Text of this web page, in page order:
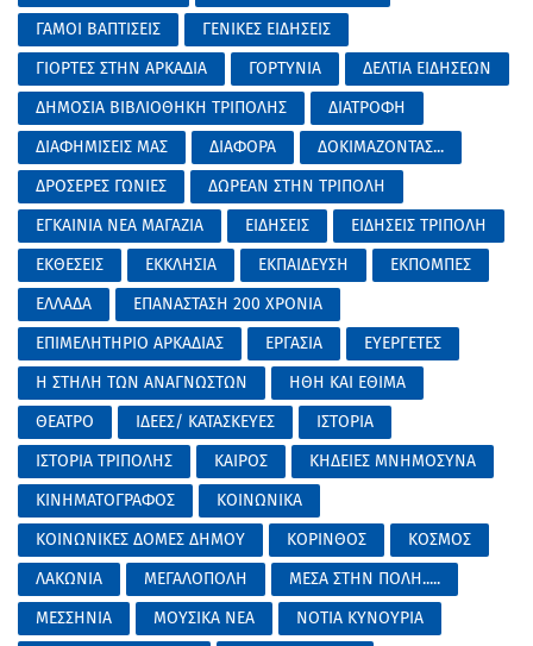
ΓΑΜΟΙ ΒΑΠΤΙΣΕΙΣ
ΓΕΝΙΚΕΣ ΕΙΔΗΣΕΙΣ
ΓΙΟΡΤΕΣ ΣΤΗΝ ΑΡΚΑΔΙΑ
ΓΟΡΤΥΝΙΑ
ΔΕΛΤΙΑ ΕΙΔΗΣΕΩΝ
ΔΗΜΟΣΙΑ ΒΙΒΛΙΟΘΗΚΗ ΤΡΙΠΟΛΗΣ
ΔΙΑΤΡΟΦΗ
ΔΙΑΦΗΜΙΣΕΙΣ ΜΑΣ
ΔΙΑΦΟΡΑ
ΔΟΚΙΜΑΖΟΝΤΑΣ...
ΔΡΟΣΕΡΕΣ ΓΩΝΙΕΣ
ΔΩΡΕΑΝ ΣΤΗΝ ΤΡΙΠΟΛΗ
ΕΓΚΑΙΝΙΑ ΝΕΑ ΜΑΓΑΖΙΑ
ΕΙΔΗΣΕΙΣ
ΕΙΔΗΣΕΙΣ ΤΡΙΠΟΛΗ
ΕΚΘΕΣΕΙΣ
ΕΚΚΛΗΣΙΑ ΕΚΠΑΙΔΕΥΣΗ
ΕΚΠΟΜΠΕΣ
ΕΛΛΑΔΑ
ΕΠΑΝΑΣΤΑΣΗ 200 ΧΡΟΝΙΑ
ΕΠΙΜΕΛΗΤΗΡΙΟ ΑΡΚΑΔΙΑΣ
ΕΡΓΑΣΙΑ
ΕΥΕΡΓΕΤΕΣ
Η ΣΤΗΛΗ ΤΩΝ ΑΝΑΓΝΩΣΤΩΝ
ΗΘΗ ΚΑΙ ΕΘΙΜΑ
ΘΕΑΤΡΟ
ΙΔΕΕΣ/ ΚΑΤΑΣΚΕΥΕΣ
ΙΣΤΟΡΙΑ
ΙΣΤΟΡΙΑ ΤΡΙΠΟΛΗΣ
ΚΑΙΡΟΣ
ΚΗΔΕΙΕΣ ΜΝΗΜΟΣΥΝΑ
ΚΙΝΗΜΑΤΟΓΡΑΦΟΣ
ΚΟΙΝΩΝΙΚΑ
ΚΟΙΝΩΝΙΚΕΣ ΔΟΜΕΣ ΔΗΜΟΥ
ΚΟΡΙΝΘΟΣ
ΚΟΣΜΟΣ
ΛΑΚΩΝΙΑ
ΜΕΓΑΛΟΠΟΛΗ
ΜΕΣΑ ΣΤΗΝ ΠΟΛΗ.....
ΜΕΣΣΗΝΙΑ
ΜΟΥΣΙΚΑ ΝΕΑ
ΝΟΤΙΑ ΚΥΝΟΥΡΙΑ